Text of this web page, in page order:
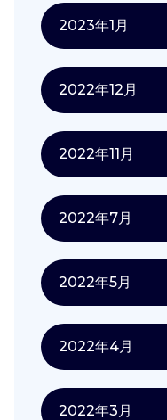
2023年1月
2022年12月
2022年11月
2022年7月
2022年5月
2022年4月
2022年3月